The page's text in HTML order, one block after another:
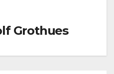
Grothues